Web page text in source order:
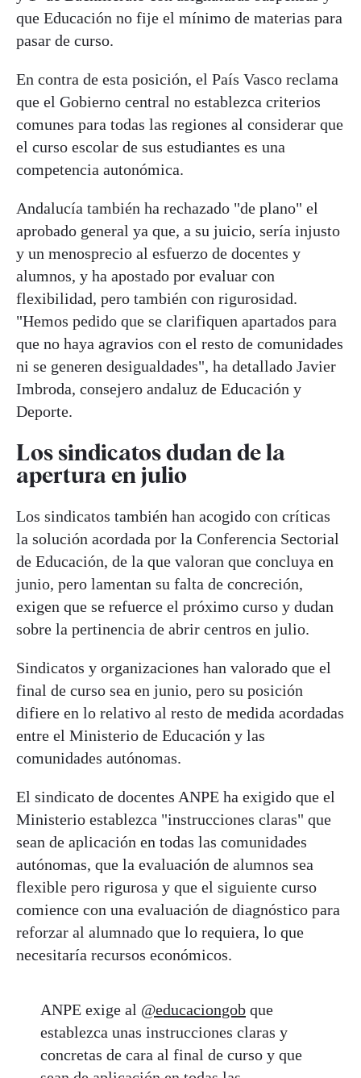
que Educación no fije el mínimo de materias para
pasar de curso.
En contra de esta posición, el País Vasco reclama
que el Gobierno central no establezca criterios
comunes para todas las regiones al considerar que
el curso escolar de sus estudiantes es una
competencia autonómica.
Andalucía también ha rechazado "de plano" el
aprobado general ya que, a su juicio, sería injusto
y un menosprecio al esfuerzo de docentes y
alumnos, y ha apostado por evaluar con
flexibilidad, pero también con rigurosidad.
"Hemos pedido que se clarifiquen apartados para
que no haya agravios con el resto de comunidades
ni se generen desigualdades", ha detallado Javier
Imbroda, consejero andaluz de Educación y
Deporte.
Los sindicatos dudan de la
apertura en julio
Los sindicatos también han acogido con críticas
la solución acordada por la Conferencia Sectorial
de Educación, de la que valoran que concluya en
junio, pero lamentan su falta de concreción,
exigen que se refuerce el próximo curso y dudan
sobre la pertinencia de abrir centros en julio.
Sindicatos y organizaciones han valorado que el
final de curso sea en junio, pero su posición
difiere en lo relativo al resto de medida acordadas
entre el Ministerio de Educación y las
comunidades autónomas.
El sindicato de docentes ANPE ha exigido que el
Ministerio establezca "instrucciones claras" que
sean de aplicación en todas las comunidades
autónomas, que la evaluación de alumnos sea
flexible pero rigurosa y que el siguiente curso
comience con una evaluación de diagnóstico para
reforzar al alumnado que lo requiera, lo que
necesitaría recursos económicos.
ANPE exige al @educaciongob que
establezca unas instrucciones claras y
concretas de cara al final de curso y que